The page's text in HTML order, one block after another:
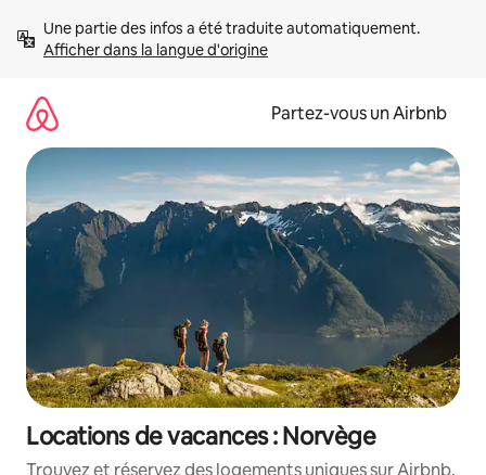
directement
Afficher dans la langue d'origine
Partez-vous un Airbnb
Locations de vacances : Norvège
Trouvez et réservez des logements uniques sur Airbnb.